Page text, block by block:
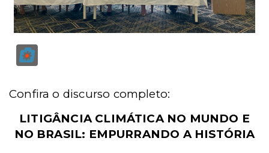
Confira o discurso completo:
LITIGÂNCIA CLIMÁTICA NO MUNDO E
NO BRASIL: EMPURRANDO A HISTÓRIA